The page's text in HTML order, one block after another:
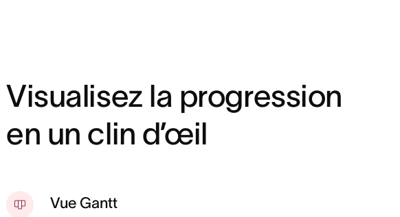
Visualisez la progression
en un clin d’œil
Vue Gantt